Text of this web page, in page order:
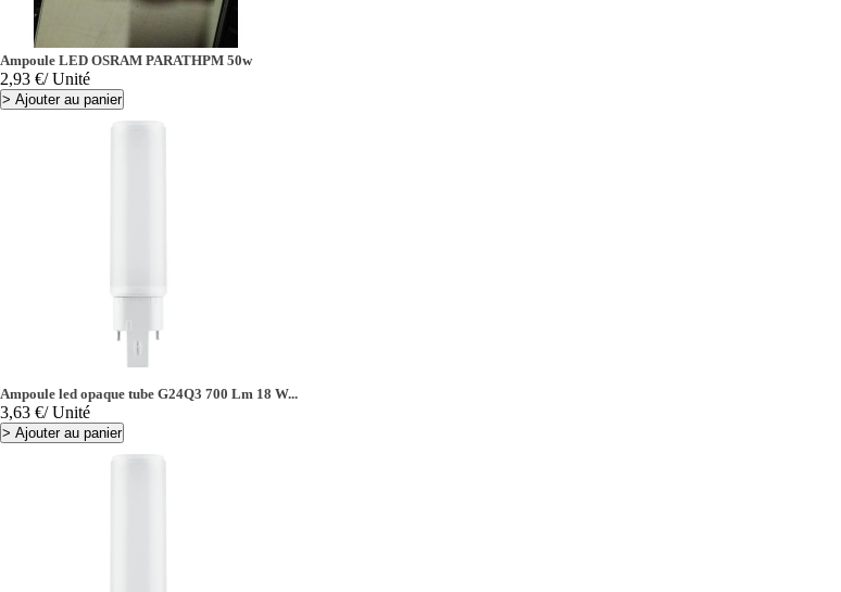
Ampoule LED OSRAM PARATHPM 50w
Prix
2,93 €/ Unité
> Ajouter au panier
Ampoule led opaque tube G24Q3 700 Lm 18 W...
Prix
3,63 €/ Unité
> Ajouter au panier